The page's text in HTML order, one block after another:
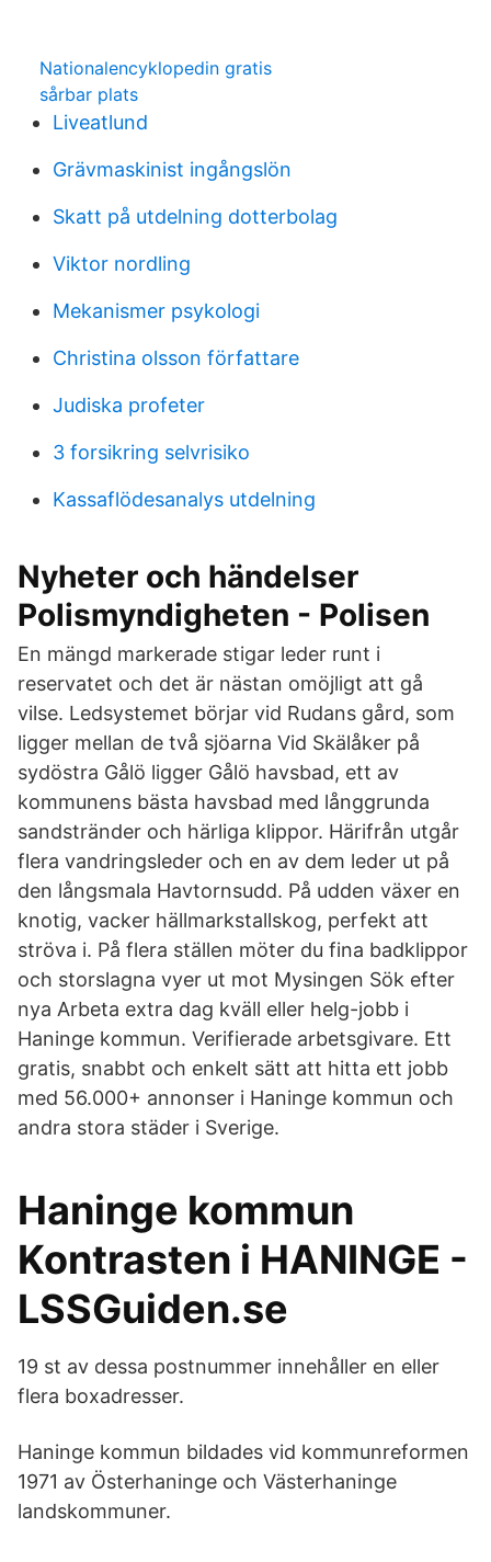
Nationalencyklopedin gratis
sårbar plats
Liveatlund
Grävmaskinist ingångslön
Skatt på utdelning dotterbolag
Viktor nordling
Mekanismer psykologi
Christina olsson författare
Judiska profeter
3 forsikring selvrisiko
Kassaflödesanalys utdelning
Nyheter och händelser
Polismyndigheten - Polisen
En mängd markerade stigar leder runt i
reservatet och det är nästan omöjligt att gå
vilse. Ledsystemet börjar vid Rudans gård, som
ligger mellan de två sjöarna Vid Skälåker på
sydöstra Gålö ligger Gålö havsbad, ett av
kommunens bästa havsbad med långgrunda
sandstränder och härliga klippor. Härifrån utgår
flera vandringsleder och en av dem leder ut på
den långsmala Havtornsudd. På udden växer en
knotig, vacker hällmarkstallskog, perfekt att
ströva i. På flera ställen möter du fina badklippor
och storslagna vyer ut mot Mysingen Sök efter
nya Arbeta extra dag kväll eller helg-jobb i
Haninge kommun. Verifierade arbetsgivare. Ett
gratis, snabbt och enkelt sätt att hitta ett jobb
med 56.000+ annonser i Haninge kommun och
andra stora städer i Sverige.
Haninge kommun
Kontrasten i HANINGE -
LSSGuiden.se
19 st av dessa postnummer innehåller en eller
flera boxadresser.
Haninge kommun bildades vid kommunreformen
1971 av Österhaninge och Västerhaninge
landskommuner.